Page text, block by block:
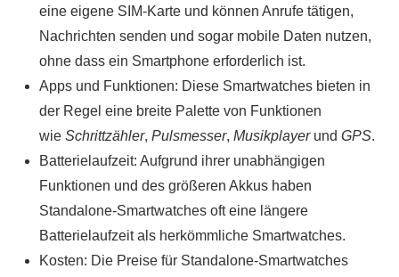
eine eigene SIM-Karte und können Anrufe tätigen,
Nachrichten senden und sogar mobile Daten nutzen,
ohne dass ein Smartphone erforderlich ist.
Apps und Funktionen: Diese Smartwatches bieten in
der Regel eine breite Palette von Funktionen
wie Schrittzähler, Pulsmesser, Musikplayerund GPS.
Batterielaufzeit: Aufgrund ihrer unabhängigen
Funktionen und des größeren Akkus haben
Standalone-Smartwatches oft eine längere
Batterielaufzeit als herkömmliche Smartwatches.
Kosten: Die Preise für Standalone-Smartwatches